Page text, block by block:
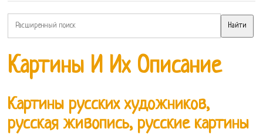
Картины И Их Описание
Картины русских художников,
русская живопись, русские картины